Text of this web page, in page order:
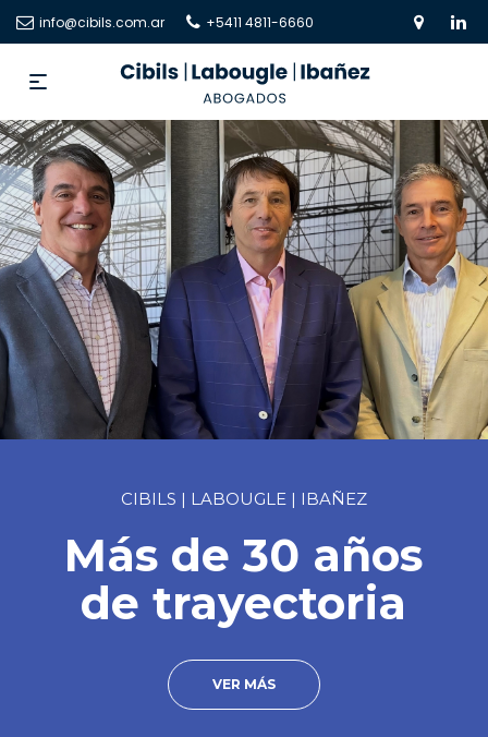
info@cibils.com.ar +5411 4811-6660
VER MÁS
CIBILS | LABOUGLE | IBAÑEZ
Más de 30 años
de trayectoria